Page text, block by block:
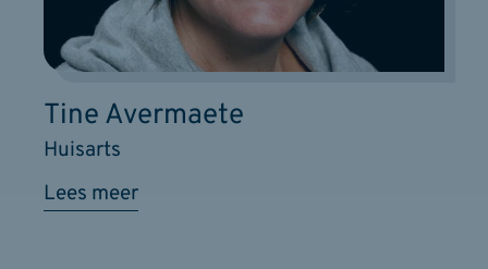
Lees meer
Huisarts
Tine Avermaete